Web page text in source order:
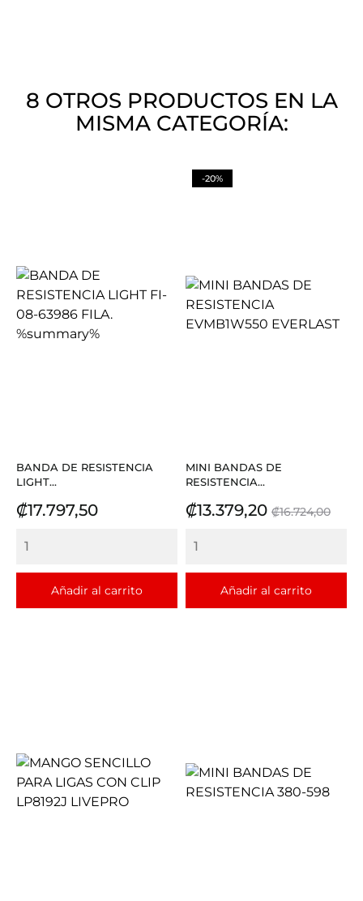
8 OTROS PRODUCTOS EN LA
MISMA CATEGORÍA:
BANDA DE RESISTENCIA
LIGHT...
Precio
₡17.797,50
Añadir al carrito
MINI BANDAS DE
RESISTENCIA...
Precio
₡13.379,20 Precio
₡16.724,00
Añadir al carrito
-20%